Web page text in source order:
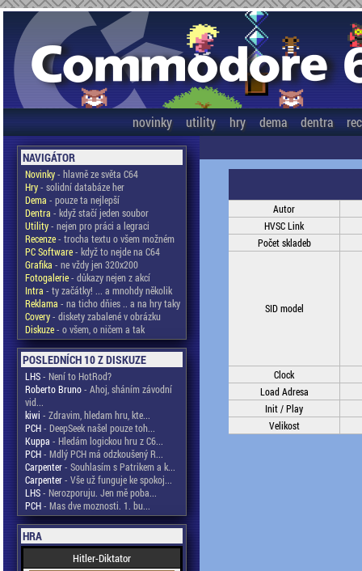
novinky utility hry dema dentra
NAVIGÁTOR
Novinky- hlavně ze světa C64
Hry- solidní databáze her
Dema - pouze ta nejlepší
Dentra - když stačí jeden soubor
Utility- nejen pro práci a legraci
Recenze- trocha textu o všem možném
PC Software- když to nejde na C64
Grafika - ne vždy jen 320x200
Fotogalerie- důkazy nejen z akcí
Intra - ty začátky! ... a mnohdy několik
Reklama - na ticho dňies .. a na hry taky
Covery- diskety zabalené v obrázku
Diskuze- o všem, o ničem a tak
POSLEDNÍCH 10 Z DISKUZE
LHS- Není to HotRod?
Roberto Bruno- Ahoj, sháním závodní
vid...
kiwi - Zdravim, hledam hru, kte...
PCH- DeepSeek našel pouze toh...
Kuppa - Hledám logickou hru z C6...
PCH- Mdlý PCH má odzkoušený R...
Carpenter- Souhlasím s Patrikem a k...
Carpenter- Vše už funguje ke spokoj...
LHS- Nerozporuju. Jen mě poba...
PCH- Mas dve moznosti. 1. bu...
HRA
Hitler-Diktator
Autor
HVSC Link
Počet skladeb
SID model
Clock
Load Adresa
Init / Play
Velikost